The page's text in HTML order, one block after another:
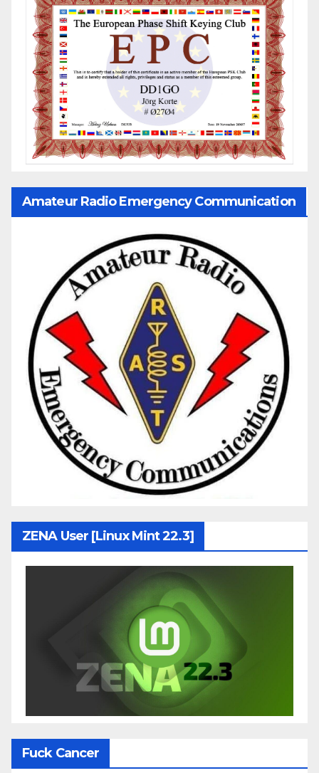
Amateur Radio Emergency Communication
ZENA User [Linux Mint 22.3]
Fuck Cancer